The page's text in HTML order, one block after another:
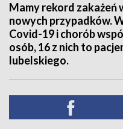
Mamy rekord zakażeń
nowych przypadków.
Covid-19 i chorób
osób, 16 z nich to
lubelskiego.